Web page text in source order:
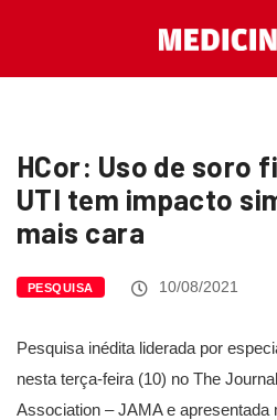
HCor: Uso de soro
UTI tem impacto
mais cara
PESQUISA 10/08/2021
Pesquisa inédita liderada por
nesta terça-feira (10) no The
Association – JAMA e apresentada